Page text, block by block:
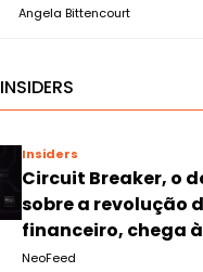
Angela Bittencourt
INSIDERS
Insiders
Circuit Breaker, o
sobre a revolução
financeiro, chega
NeoFeed